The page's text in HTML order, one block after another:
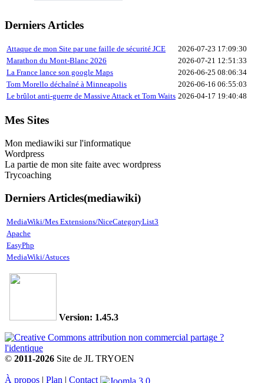
Derniers Articles
Attaque de mon Site par une faille de sécurité JCE
2026-07-23 17:09:30
Marathon du Mont-Blanc 2026
2026-07-21 12:51:33
La France lance son google Maps
2026-06-25 08:06:34
Tom Morello déchaîné à Minneapolis
2026-06-16 06:55:03
Le brûlot anti-guerre de Massive Attack et Tom Waits 2026-04-17 19:40:48
Mes Sites
Mon mediawiki sur l'informatique
Wordpress
La partie de mon site faite avec wordpress
Trycoaching
Derniers Articles(mediawiki)
MediaWiki/Mes Extensions/NiceCategoryList3
Apache
EasyPhp
MediaWiki/Astuces
Version: 1.45.3
© 2011-2026 Site de JL TRYOEN
À propos | Plan | Contact